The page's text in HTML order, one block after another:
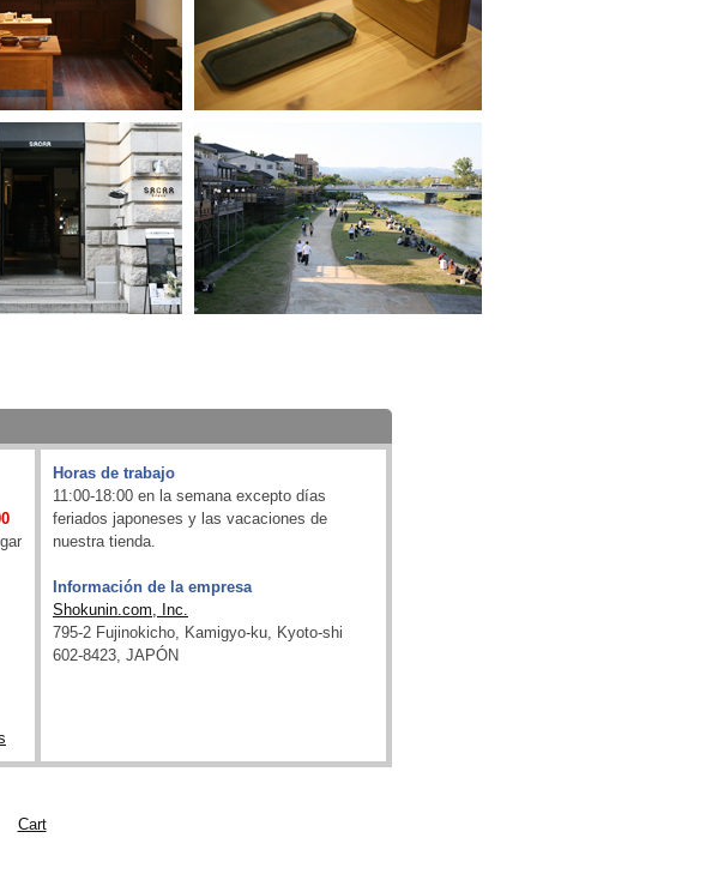
Horas de trabajo
11:00-18:00 en la semana excepto días
feriados japoneses y las vacaciones de
nuestra tienda.
Información de la empresa
Shokunin.com, Inc.
795-2 Fujinokicho, Kamigyo-ku, Kyoto-shi
602-8423, JAPÓN
Cart